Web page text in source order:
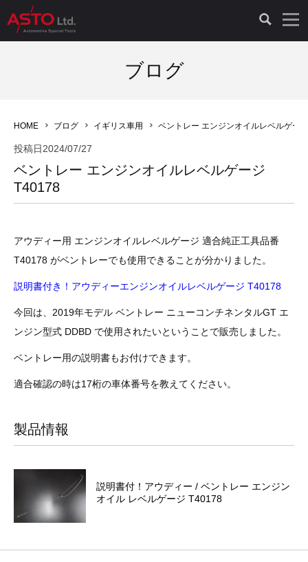
EV 専用 整備機器（11）
オプション品（17）
TPMS（4）
その他（9）
内視カメラ（6）
安定化電源ユニット（8）
バッテリーテスター（4）
古い車両用診断テスター（10）
バイク用診断テスター（7）
OTOFIX Powered by AUTEL（4）
Hubitools（17）
ドイツ車（211）
イタリア/フランス車（27）
イギリス車（23）
アメリカ車（15）
日本車（7）
汎用（89）
バッテリーチャージャー（4）
シミュレータ（19）
イギリス車（26）
スウェーデン車（45）
日本車（40）
ロシア（8）
ブレーキキャリパーリペアキット（368）
ステアリングロックエミュレータ（28）
キー関連（19）
ライト関連（6）
クローン作製（20）
イモビライザーOFF（1）
その他（6）
その他（2）
ブログ
HOME ブログ イギリス車用 ベントレー エンジンオイルレベルゲー
投稿日2024/07/27
ベントレー エンジンオイルレベルゲージ
T40178
アウディー用 エンジンオイルレベルゲージ 適合純正工具品番
T40178 がベントレーでも使用できることが分かりました。
説明書付き！アウディーエンジンオイルレベルゲージ T40178
今回は、2019年モデル ベントレー ニューコンチネンタルGT エ
ンジン型式 DDBD で使用されたいということで販売しました。
ベントレー用の説明書もお付けできます。
適合確認の時は17桁の車体番号を教えてください。
製品情報
説明書付！アウディー / ベントレー エンジン
オイル レベルゲージ T40178